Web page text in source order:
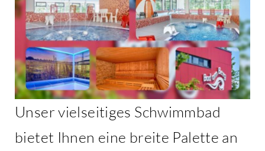
Unser vielseitiges Schwimmbad
bietet Ihnen eine breite Palette an